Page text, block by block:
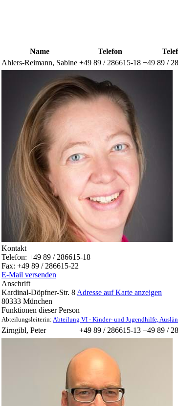
Name Telefon
Ahlers-Reimann, Sabine +49 89 / 286615-18 +49 89 /
Kontakt
Telefon: +49 89 / 286615-18
Fax: +49 89 / 286615-22
E-Mail versenden
Anschrift
Kardinal-Döpfner-Str. 8 Adresse auf Karte anzeigen
80333 München
Funktionen dieser Person
Abteilungsleiterin: Abteilung VI - Kinder- und Jugendhilfe,
Zirngibl, Peter +49 89 / 286615-13 +49 89 /